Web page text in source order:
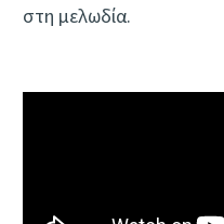
στη μελωδία.